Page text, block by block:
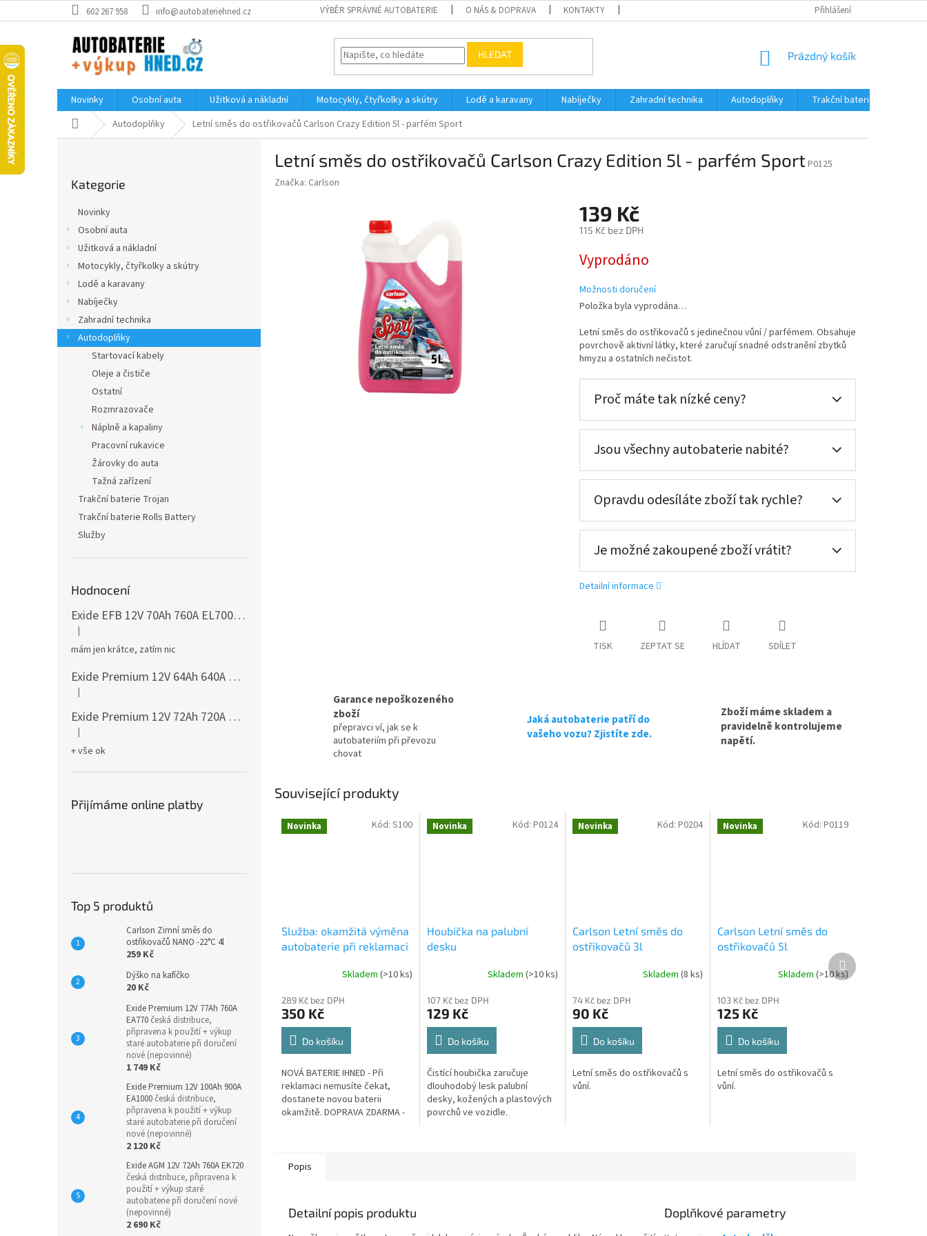
na
602 267 958 info@autobateriehned.cz VÝBĚR SPRÁVNÉ AUTOBATERIE O NÁS & DOPRAVA KONTAKTY REKLAMACE A VRÁCENÍ ZBOŽÍ
Přihlášení
HLEDAT
NÁKUPNÍ
Prázdný košík
Novinky Osobní auta Užitková a nákladní Motocykly, čtyřkolky a skútry Lodě a karavany Nabíječky Zahradní technika Autodoplňky
Trakční baterie Trojan
Domů Autodoplňky Letní směs do ostřikovačů Carlson Crazy Edition 5l - parfém Sport
e
l
kategorie
Kategorie
Novinky
Osobní auta
Užitková a nákladní
Motocykly, čtyřkolky a skútry
Lodě a karavany
Nabíječky
Zahradní technika
Autodoplňky
Startovací kabely
Oleje a čističe
Ostatní
Rozmrazovače
Náplně a kapaliny
Pracovní rukavice
Žárovky do auta
Tažná zařízení
Trakční baterie Trojan
Trakční baterie Rolls Battery
Služby
Hodnocení
Exide EFB 12V 70Ah 760A EL700česká distribuce, připravena k použití + výkup staré autobaterie při doručení nové (nepovinné)
Hodnocení produktu je 5 z 5 hvězdiček.
|
mám jen krátce, zatím nic
Exide Premium 12V 64Ah 640A EA640
Hodnocení produktu je 5 z 5 hvězdiček.
|
Exide Premium 12V 72Ah 720A EA722 česká distribuce, připravena k použití + výkup staré autobaterie při doručení nové (nepovinné)
Hodnocení produktu je 5 z 5 hvězdiček.
|
+ vše ok
Přijímáme online platby
Top 5 produktů
Carlson Zimní směs do
ostřikovačů NANO -22°C 4l
259 Kč
Dýško na kafíčko
20 Kč
Exide Premium 12V 77Ah 760A
EA770 česká distribuce,
připravena k použití + výkup
staré autobaterie při doručení
nové (nepovinné)
1 749 Kč
Exide Premium 12V 100Ah 900A
EA1000 česká distribuce,
připravena k použití + výkup
staré autobaterie při doručení
nové (nepovinné)
2 120 Kč
Exide AGM 12V 72Ah 760A EK720
česká distribuce, připravena k
použití + výkup staré
autobaterie při doručení nové
(nepovinné)
2 690 Kč
Letní směs do ostřikovačů Carlson Crazy Edition 5l - parfém SportP0125
Značka: Carlson
139 Kč
115 Kč bez DPH
cena:
Vyprodáno
Možnosti doručení
Položka byla vyprodána…
Letní směs do ostřikovačů s jedinečnou vůní / parfémem. Obsahuje
povrchově aktivní látky, které zaručují snadné odstranění zbytků
hmyzu a ostatních nečistot.
Proč máte tak nízké ceny?
Jsou všechny autobaterie nabité?
Opravdu odesíláte zboží tak rychle?
Je možné zakoupené zboží vrátit?
Detailní informace
TISK ZEPTAT SE HLÍDAT SDÍLET
Garance nepoškozeného
zboží
přepravci ví, jak se k
autobateriím při převozu
chovat
Jaká autobaterie patří do
vašeho vozu? Zjistíte zde.
Zboží máme skladem a
pravidelně kontrolujeme
napětí.
Související produkty
Novinka
Služba: okamžitá výměna
autobaterie při reklamaci
Skladem (>10 ks)
289 Kč bez DPH
350 Kč
Do košíku
NOVÁ BATERIE IHNED - Při
reklamaci nemusíte čekat,
dostanete novou baterii
okamžitě. DOPRAVA ZDARMA -
Kód: S100 Novinka
Houbička na palubní
desku
Skladem (>10 ks)
107 Kč bez DPH
129 Kč
Do košíku
Čistící houbička zaručuje
dlouhodobý lesk palubní
desky, kožených a plastových
povrchů ve vozidle.
Kód: P0124 Novinka
Carlson Letní směs do
ostřikovačů 3l
Skladem(8 ks)
74 Kč bez DPH
90 Kč
Do košíku
Letní směs do ostřikovačů s
vůní.
Kód:P0204 Novinka
Carlson Letní směs do
ostřikovačů 5l
Skladem (>10 ks)
103 Kč bez DPH
125 Kč
Do košíku
Letní směs do ostřikovačů s
vůní.
Kód: P0119
Další
produkt
Popis
Detailní popis produktu Doplňkové parametry